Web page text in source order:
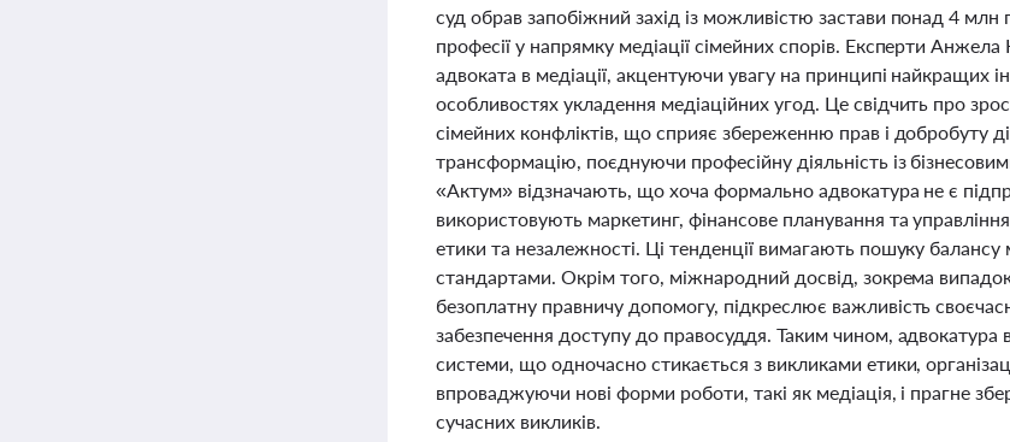
суд обрав запобіжний захід із можливістю застави понад 4
професії у напрямку медіації сімейних спорів. Експерти
адвоката в медіації, акцентуючи увагу на принципі найкращих
особливостях укладення медіаційних угод. Це свідчить про
сімейних конфліктів, що сприяє збереженню прав і добробуту
трансформацію, поєднуючи професійну діяльність із
«Актум» відзначають, що хоча формально адвокатура не є
використовують маркетинг, фінансове планування та
етики та незалежності. Ці тенденції вимагають пошуку
стандартами. Окрім того, міжнародний досвід, зокрема
безоплатну правничу допомогу, підкреслює важливість
забезпечення доступу до правосуддя. Таким чином,
системи, що одночасно стикається з викликами етики,
впроваджуючи нові форми роботи, такі як медіація, і прагне
сучасних викликів.